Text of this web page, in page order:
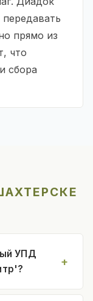
прямо из
что
сбора
УПД